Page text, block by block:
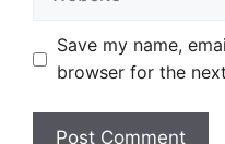
Save my name,
browser for the